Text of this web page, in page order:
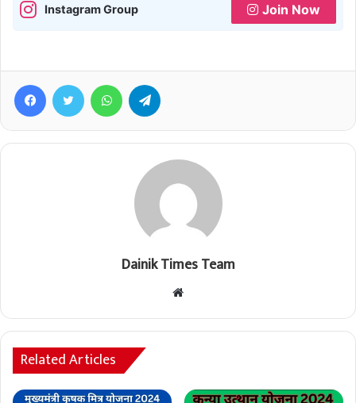
Instagram Group Join Now
FacebookTwitter WhatsApp
Dainik Times Team
Website
Related Articles